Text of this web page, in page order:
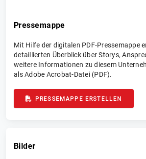
Pressemappe
Mit Hilfe der digitalen PDF-Pressemappe
detaillierten Überblick über Storys,
weitere Informationen zu diesem
als Adobe Acrobat-Datei (PDF).
PRESSEMAPPE ERSTELLEN
Bilder